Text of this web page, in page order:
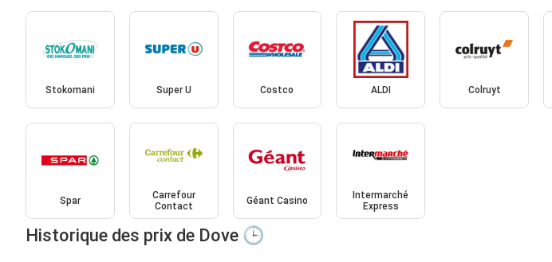
Stokomani Super U Costco ALDI Colruyt
Spar
Carrefour
Contact
Géant Casino
Intermarché
Express
Historique des prix de Dove 🕒